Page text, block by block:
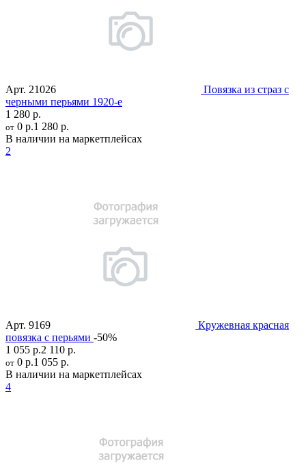
Арт. 21026
Повязка из страз с
черными перьями 1920-е
1 280 р.
от 0 р.1 280 р.
В наличии на маркетплейсах
2
Арт. 9169
Кружевная красная
повязка с перьями -50%
1 055 р.2 110 р.
от 0 р.1 055 р.
В наличии на маркетплейсах
4